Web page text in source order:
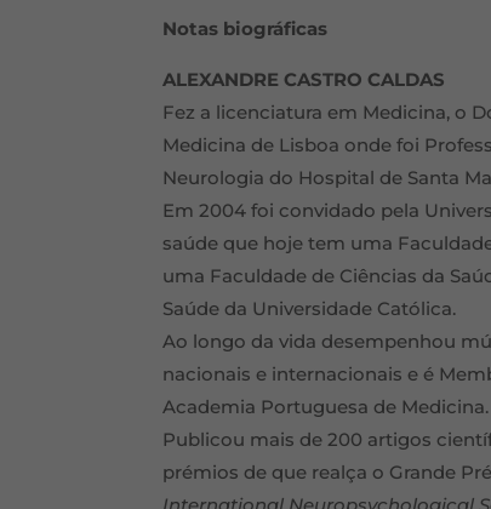
Notas biográficas
ALEXANDRE CASTRO CALDAS
Fez a licenciatura em Medicina, o
Medicina de Lisboa onde foi
Neurologia do Hospital de Santa
Em 2004 foi convidado pela
saúde que hoje tem uma
uma Faculdade de Ciências da
Saúde da Universidade Católica.
Ao longo da vida desempenhou
nacionais e internacionais e é
Academia Portuguesa de Medicina.
Publicou mais de 200 artigos
prémios de que realça o Grande